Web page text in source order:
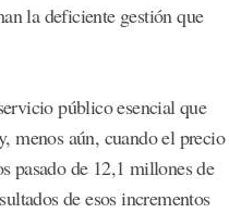
la deficiente gestión que
público esencial que
menos aún, cuando el precio
pasado de 12,1 millones de
de esos incrementos